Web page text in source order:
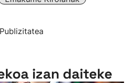
Publizitatea
izan daiteke